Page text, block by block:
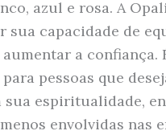
azul e rosa. A
sua capacidade de
aumentar a confiança.
pessoas que
sua espiritualidade,
envolvidas nas